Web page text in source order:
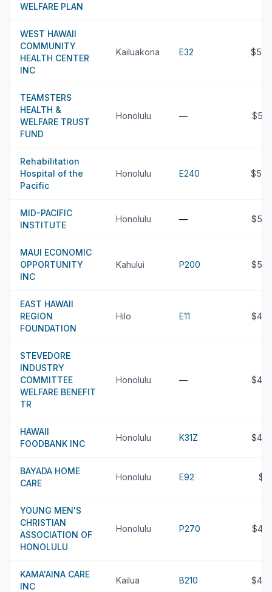
WELFARE PLAN
WEST HAWAII
COMMUNITY
HEALTH CENTER
INC
Kailuakona E32
TEAMSTERS
HEALTH &
WELFARE TRUST
FUND
Honolulu —
Rehabilitation
Hospital of the
Pacific
Honolulu E240
MID-PACIFIC
INSTITUTE
Honolulu —
MAUI ECONOMIC
OPPORTUNITY
INC
Kahului P200
EAST HAWAII
REGION
FOUNDATION
Hilo E11
STEVEDORE
INDUSTRY
COMMITTEE
WELFARE BENEFIT
TR
Honolulu —
HAWAII
FOODBANK INC
Honolulu K31Z
BAYADA HOME
CARE
Honolulu E92
YOUNG MEN'S
CHRISTIAN
ASSOCIATION OF
HONOLULU
Honolulu P270
KAMA'AINA CARE
INC
Kailua B210